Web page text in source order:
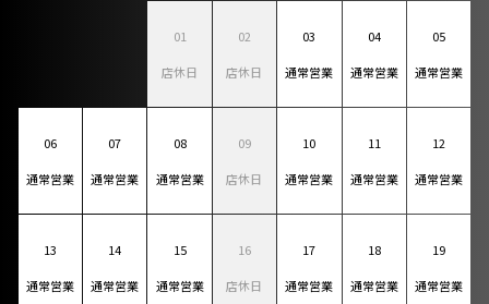
01
店休日
02
店休日
03
通常営業
04
通常営業
05
通常営業
06
通常営業
07
通常営業
08
通常営業
09
店休日
10
通常営業
11
通常営業
12
通常営業
13
通常営業
14
通常営業
15
通常営業
16
店休日
17
通常営業
18
通常営業
19
通常営業